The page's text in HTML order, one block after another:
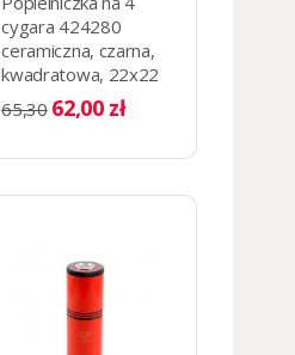
cygara 424280
ceramiczna, czarna,
kwadratowa, 22x22
65,30 62,00 zł